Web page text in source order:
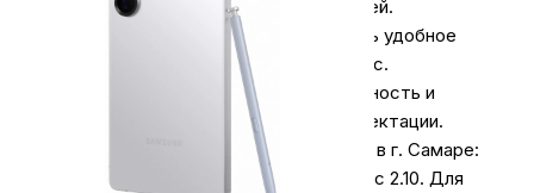
свяжется для уточнения деталей.
Специалист предложит выбрать удобное
время доставки и уточнит адрес.
Осмотрите упаковку на целостность и
соответствие указанной комплектации.
из нашего магазина в г. Самаре:
ул. Коммунистическая 90/2, офис 2.10. Для